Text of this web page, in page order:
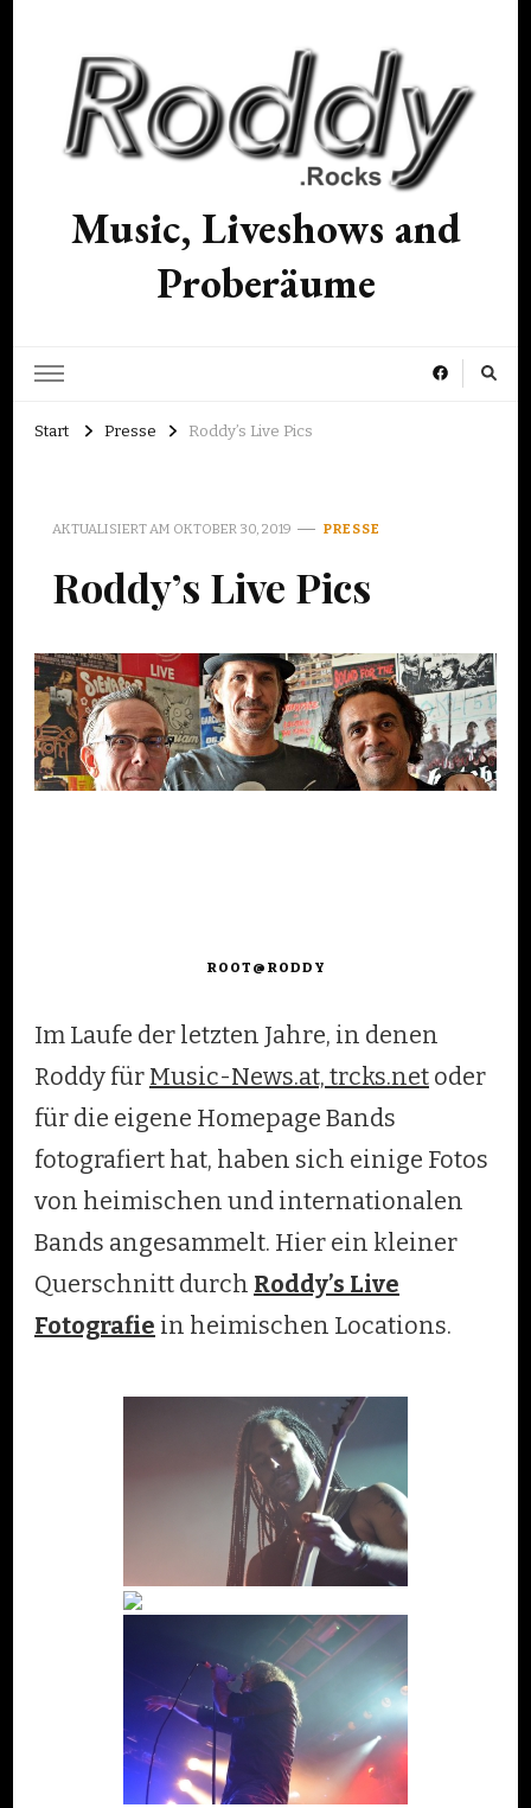
Music, Liveshows and
Proberäume
Start Presse Roddy’s Live Pics
AKTUALISIERT AM OKTOBER 30, 2019 PRESSE
Roddy’s Live Pics
ROOT@RODDY
Im Laufe der letzten Jahre, in denen
Roddy für Music-News.at, trcks.net oder
für die eigene Homepage Bands
fotografiert hat, haben sich einige Fotos
von heimischen und internationalen
Bands angesammelt. Hier ein kleiner
Querschnitt durch Roddy’s Live
Fotografie in heimischen Locations.